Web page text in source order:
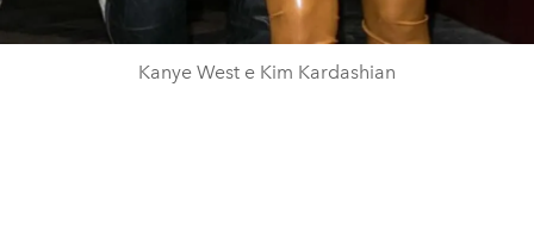
Kanye West e Kim Kardashian